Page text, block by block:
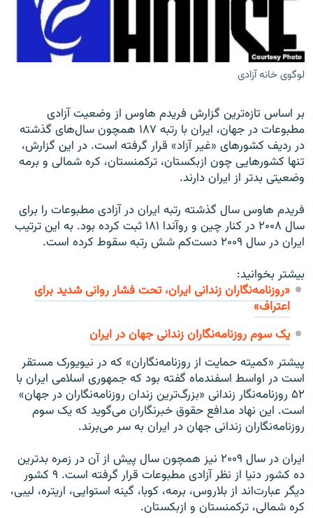
زبان‌های دیگر
لوگوی خانه آزادی
بر اساس تازه‌ترین گزارش فریدم هاوس از وضعیت آزادی
مطبوعات در جهان، ایران با رتبه ۱۸۷ همچون سال‌های گذشته
در ردیف کشورهای «غیر آزاد» قرار گرفته است. در این گزارش،
تنها کشورهایی چون ازبکستان، ترکمنستان، کره شمالی و برمه
وضعیتی بدتر از ایران دارند.
فریدم هاوس سال گذشته رتبه ایران در آزادی مطبوعات را برای
سال ۲۰۰۸ در کنار چین و روآندا ۱۸۱ ثبت کرده بود. به این ترتیب
ایران در سال ۲۰۰۹ دست‌کم شش رتبه سقوط کرده است.
بیشتر بخوانید:
«روزنامه‌نگاران زندانی ایران، تحت فشار روانی شدید برای
اعتراف»
یک سوم روزنامه‌نگاران زندانی جهان در ایران
پیشتر «کمیته حمایت از روزنامه‌نگاران» که در نیویورک مستقر
است در اواسط اسفندماه گفته بود که جمهوری اسلامی ایران با
۵۲ روزنامه‌نگار زندانی «بزرگ‌ترین زندان روزنامه‌نگاران در جهان»
است. این نهاد مدافع حقوق خبرنگاران می‌گوید که یک سوم
روزنامه‌نگاران زندانی جهان در ایران به سر می‌برند.
ایران در سال ۲۰۰۹ نیز همچون سال پیش از آن در زمره بدترین
ده کشور دنیا از نظر آزادی مطبوعات قرار گرفته است. ۹ کشور
دیگر عبارت‌اند از بلاروس، برمه، کوبا، گینه استوایی، اریتره، لیبی،
کره شمالی، ترکمنستان و ازبکستان.